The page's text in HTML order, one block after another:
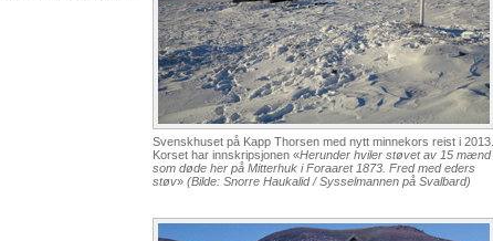
Svenskhuset på Kapp Thorsen med nytt minnekors reist i 2013.
Korset har innskripsjonen «Herunder hviler støvet av 15 mænd
som døde her på Mitterhuk i Foraaret 1873. Fred med eders
støv» (Bilde: Snorre Haukalid / Sysselmannen på Svalbard)